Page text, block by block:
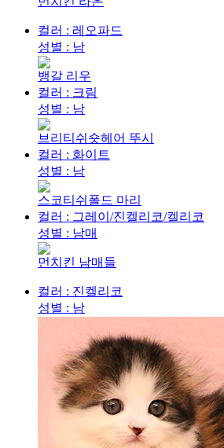
컬러 : 레오파드
성별 : 남
뱅갈 리우
컬러 : 크림
성별 : 남
브리티쉬숏헤어 뚜시
컬러 : 화이트
성별 : 남
스코티쉬폴드 마리
컬러 : 그레이/진켈리코/켈리코
성별 : 남매
먼치킨 남매들
컬러 : 진켈리코
성별 : 남